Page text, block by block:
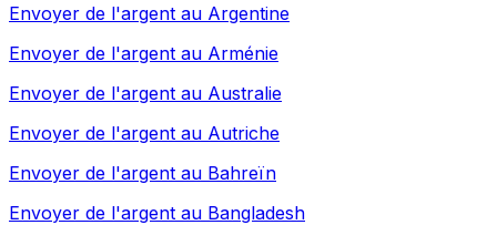
Envoyer de l'argent au Argentine
Envoyer de l'argent au Arménie
Envoyer de l'argent au Australie
Envoyer de l'argent au Autriche
Envoyer de l'argent au Bahreïn
Envoyer de l'argent au Bangladesh